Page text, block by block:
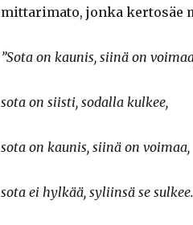
mittarimato, jonka kertosäe
”Sota on kaunis, siinä on
sota on siisti, sodalla kulkee,
sota on kaunis, siinä on voimaa,
sota ei hylkää, syliinsä se